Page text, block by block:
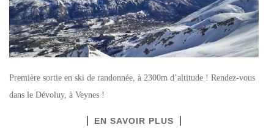
Première sortie en ski de randonnée, à 2300m d’altitude ! Rendez-vous
dans le Dévoluy, à Veynes !
EN SAVOIR PLUS